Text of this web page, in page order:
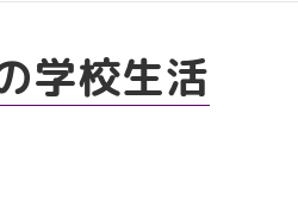
学校生活